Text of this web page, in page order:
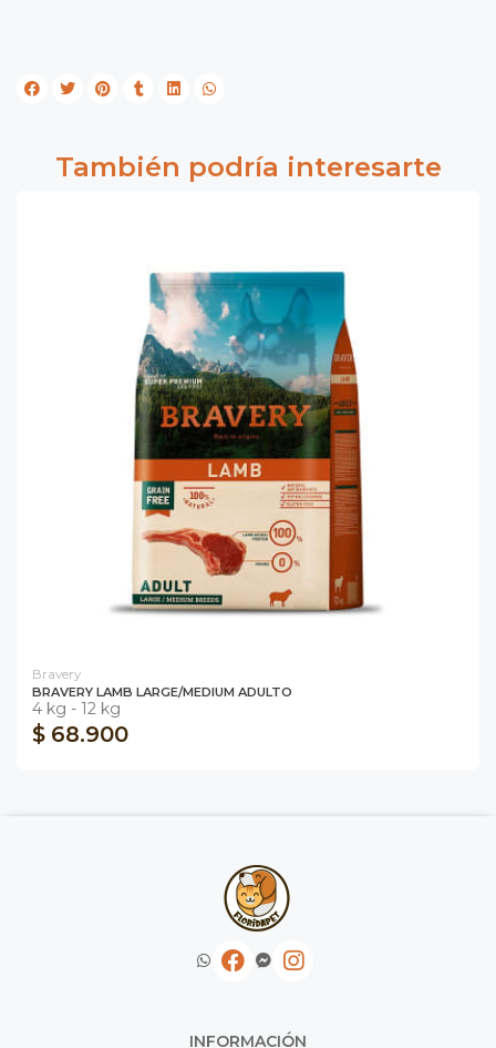
También podría interesarte
Bravery
BRAVERY LAMB LARGE/MEDIUM ADULTO
4 kg - 12 kg
$ 68.900
INFORMACIÓN